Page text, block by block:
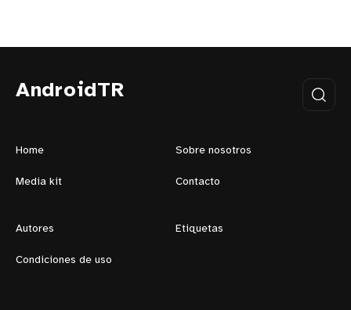
AndroidTR
Home Sobre nosotros
Media kit Contacto
Autores Etiquetas
Condiciones de uso